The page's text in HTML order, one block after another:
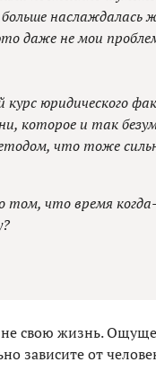
наслаждалась
даже не мои
курс юридического
которое и так
что тоже
том, что время
свою жизнь.
зависите от